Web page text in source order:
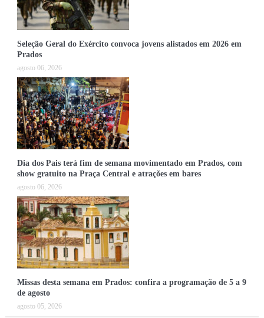
Seleção Geral do Exército convoca jovens alistados em 2026 em
Prados
agosto 06, 2026
Dia dos Pais terá fim de semana movimentado em Prados, com
show gratuito na Praça Central e atrações em bares
agosto 06, 2026
Missas desta semana em Prados: confira a programação de 5 a 9
de agosto
agosto 05, 2026